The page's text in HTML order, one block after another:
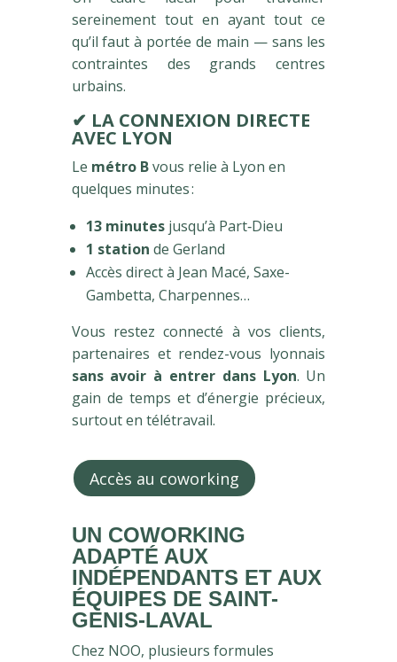
sereinement tout en ayant tout ce
qu’il faut à portée de main — sans les
contraintes des grands centres
urbains.
✔ LA CONNEXION DIRECTE
AVEC LYON
Le métro Bvous relie à Lyon en
quelques minutes :
13 minutesjusqu’à Part‑Dieu
1 station de Gerland
Accès direct à Jean Macé, Saxe-
Gambetta, Charpennes…
Vous restez connecté à vos clients,
partenaires et rendez-vous lyonnais
sans avoir à entrer dans Lyon. Un
gain de temps et d’énergie précieux,
surtout en télétravail.
Accès au coworking
UN COWORKING
ADAPTÉ AUX
INDÉPENDANTS ET AUX
ÉQUIPES DE SAINT-
GENIS-LAVAL
Chez NOO, plusieurs formules